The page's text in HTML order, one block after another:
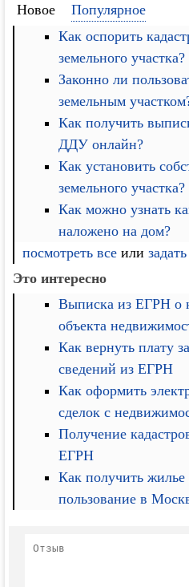
Новое
Популярное
Как оспорить
земельного участка?
Законно ли
земельным
Как получить
ДДУ онлайн?
Как установить
земельного участка?
Как можно узнать
наложено на дом?
посмотреть все или
Это интересно
Выписка из ЕГРН о
объекта
Как вернуть плату
сведений из ЕГРН
Как оформить
сделок с
Получение
ЕГРН
Как получить жилье
пользование в